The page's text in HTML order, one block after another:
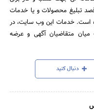
تبلیغ محصولات و یا خدمات
است. خدمات این وب سایت، در
میان متقاضیان آگهی و عرضه
دنبال کنید